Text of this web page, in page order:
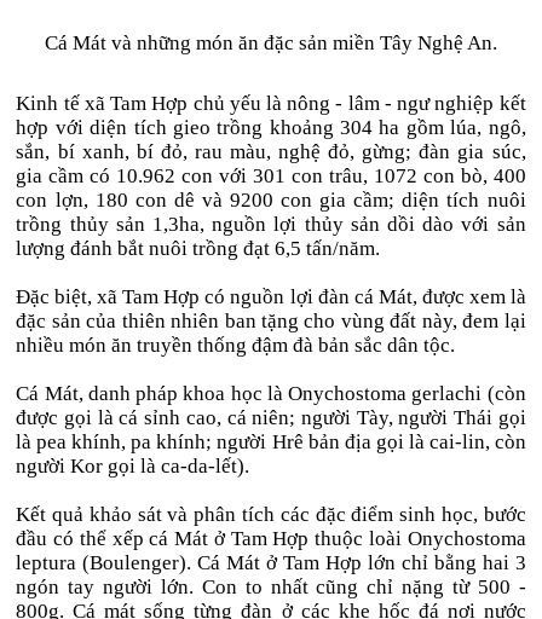
Cá Mát và những món ăn đặc sản miền Tây Nghệ An.
Kinh tế xã Tam Hợp chủ yếu là nông - lâm - ngư nghiệp kết
hợp với diện tích gieo trồng khoảng 304 ha gồm lúa, ngô,
sắn, bí xanh, bí đỏ, rau màu, nghệ đỏ, gừng; đàn gia súc,
gia cầm có 10.962 con với 301 con trâu, 1072 con bò, 400
con lợn, 180 con dê và 9200 con gia cầm; diện tích nuôi
trồng thủy sản 1,3ha, nguồn lợi thủy sản dồi dào với sản
lượng đánh bắt nuôi trồng đạt 6,5 tấn/năm.
Đặc biệt, xã Tam Hợp có nguồn lợi đàn cá Mát, được xem là
đặc sản của thiên nhiên ban tặng cho vùng đất này, đem lại
nhiều món ăn truyền thống đậm đà bản sắc dân tộc.
Cá Mát, danh pháp khoa học là Onychostoma gerlachi (còn
được gọi là cá sỉnh cao, cá niên; người Tày, người Thái gọi
là pea khính, pa khính; người Hrê bản địa gọi là cai-lin, còn
người Kor gọi là ca-da-lết).
Kết quả khảo sát và phân tích các đặc điểm sinh học, bước
đầu có thể xếp cá Mát ở Tam Hợp thuộc loài Onychostoma
leptura (Boulenger). Cá Mát ở Tam Hợp lớn chỉ bằng hai 3
ngón tay người lớn. Con to nhất cũng chỉ nặng từ 500 -
800g. Cá mát sống từng đàn ở các khe hốc đá nơi nước